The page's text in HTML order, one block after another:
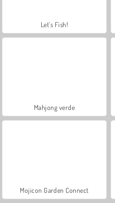
Let's Fish!
Mahjong verde
Mojicon Garden Connect